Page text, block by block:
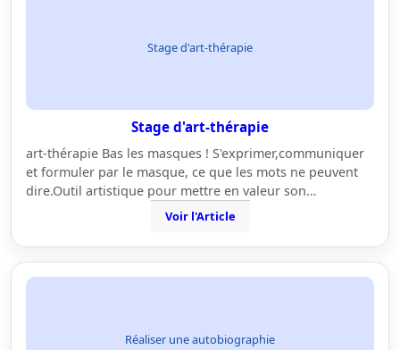
Stage d'art-thérapie
Stage d'art-thérapie
art-thérapie Bas les masques ! S'exprimer,communiquer
et formuler par le masque, ce que les mots ne peuvent
dire.Outil artistique pour mettre en valeur son…
Voir l'Article
Réaliser une autobiographie